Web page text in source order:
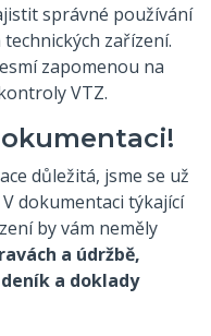
správné používání
zařízení.
zapomenou na
VTZ.
důležitá, jsme se už
dokumentaci týkající
by vám neměly
a údržbě,
a doklady